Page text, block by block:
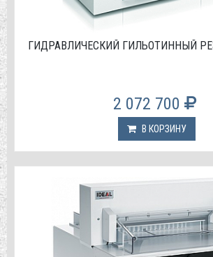
ГИДРАВЛИЧЕСКИЙ ГИЛЬОТИННЫЙ
2 072 700
В КОРЗИНУ